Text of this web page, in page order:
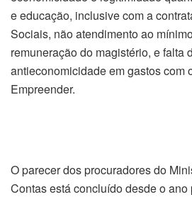
e educação, inclusive com a
Sociais, não atendimento ao
remuneração do magistério, e falta
antieconomicidade em gastos com
Empreender.
O parecer dos procuradores do
Contas está concluído desde o ano